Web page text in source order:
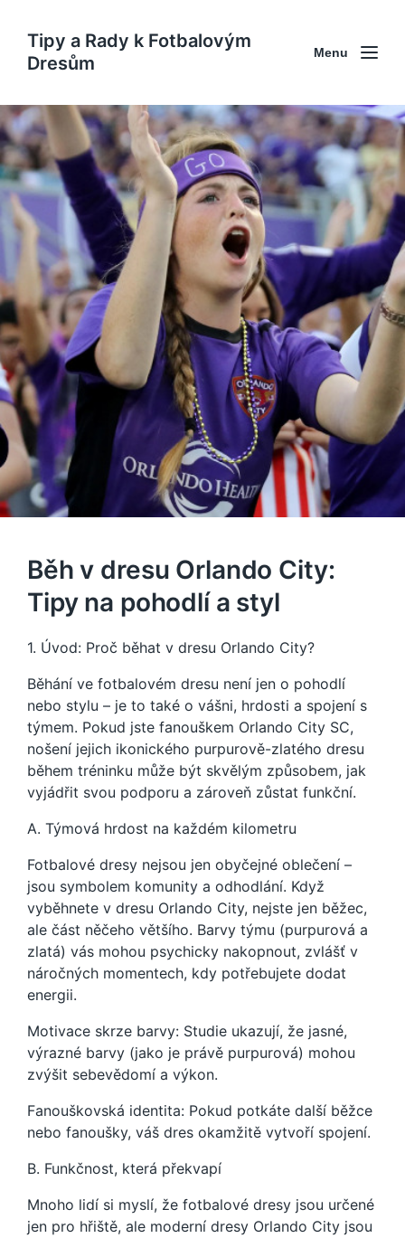
Tipy a Rady k Fotbalovým
Dresům
Menu
Běh v dresu Orlando City:
Tipy na pohodlí a styl
1. Úvod: Proč běhat v dresu Orlando City?
Běhání ve fotbalovém dresu není jen o pohodlí
nebo stylu – je to také o vášni, hrdosti a spojení s
týmem. Pokud jste fanouškem Orlando City SC,
nošení jejich ikonického purpurově-zlatého dresu
během tréninku může být skvělým způsobem, jak
vyjádřit svou podporu a zároveň zůstat funkční.
A. Týmová hrdost na každém kilometru
Fotbalové dresy nejsou jen obyčejné oblečení –
jsou symbolem komunity a odhodlání. Když
vyběhnete v dresu Orlando City, nejste jen běžec,
ale část něčeho většího. Barvy týmu (purpurová a
zlatá) vás mohou psychicky nakopnout, zvlášť v
náročných momentech, kdy potřebujete dodat
energii.
Motivace skrze barvy: Studie ukazují, že jasné,
výrazné barvy (jako je právě purpurová) mohou
zvýšit sebevědomí a výkon.
Fanouškovská identita: Pokud potkáte další běžce
nebo fanoušky, váš dres okamžitě vytvoří spojení.
B. Funkčnost, která překvapí
Mnoho lidí si myslí, že fotbalové dresy jsou určené
jen pro hřiště, ale moderní dresy Orlando City jsou